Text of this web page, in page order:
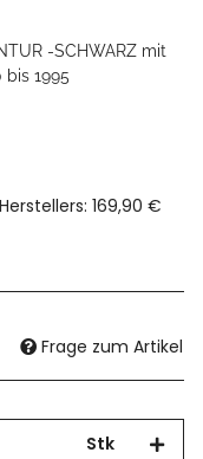
-SCHWARZ mit
bis 1995
: 169,90 €
Frage zum Artikel
Stk